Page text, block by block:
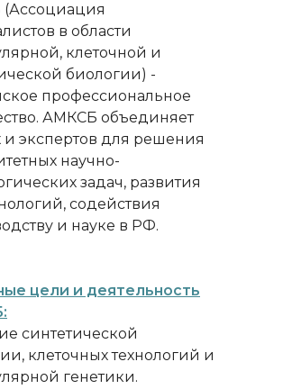
в области
клеточной и
биологии) -
профессиональное
АМКСБ объединяет
и экспертов для решения
научно-
задач, развития
содействия
и науке в РФ.
цели и деятельность
синтетической
клеточных технологий и
генетики.